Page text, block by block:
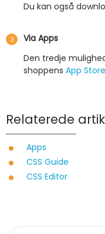
Du kan også
Via Apps
Den tredje
shoppens App Store
Relaterede
Apps
CSS Guide
CSS Editor